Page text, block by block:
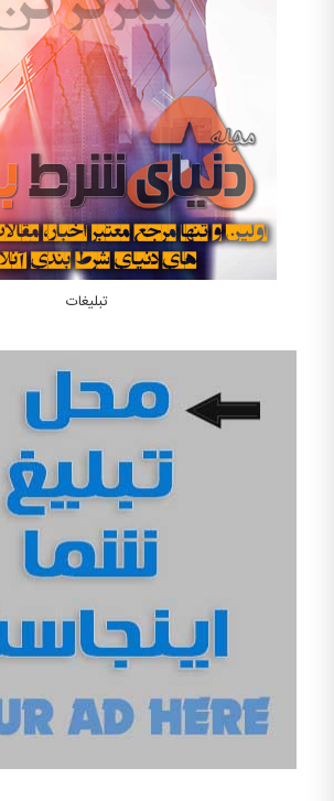
تبلیغات